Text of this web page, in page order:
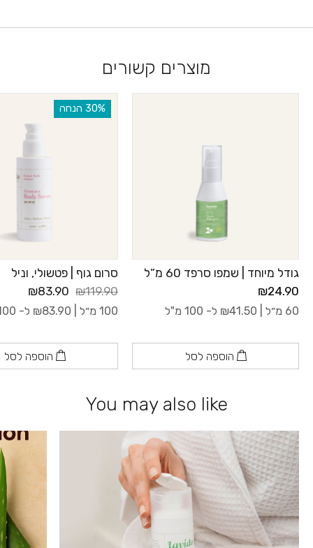
מוצרים קשורים
גודל מיוחד | שמפו סרפד 60 מ”ל
₪24.90
60 מ״ל | ₪41.50 ל- 100 מ"ל
הוספה לסל
‫30% הנחה
סרום גוף | פטשולי, וניל
₪119.90
₪83.90
100 מ״ל | ₪83.90 ל- 100 מ"ל
הוספה לסל
You may also like